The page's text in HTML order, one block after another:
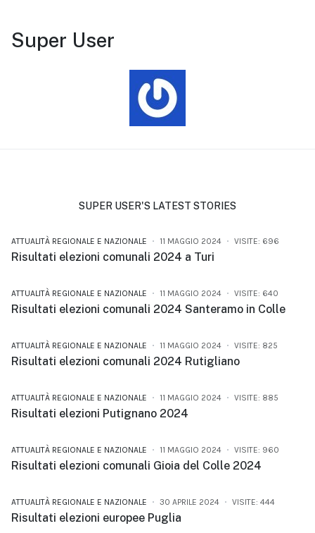
Super User
SUPER USER'S LATEST STORIES
ATTUALITÀ REGIONALE E NAZIONALE 11 MAGGIO 2024 VISITE: 696
Risultati elezioni comunali 2024 a Turi
ATTUALITÀ REGIONALE E NAZIONALE 11 MAGGIO 2024 VISITE: 640
Risultati elezioni comunali 2024 Santeramo in Colle
ATTUALITÀ REGIONALE E NAZIONALE 11 MAGGIO 2024 VISITE: 825
Risultati elezioni comunali 2024 Rutigliano
ATTUALITÀ REGIONALE E NAZIONALE 11 MAGGIO 2024 VISITE: 885
Risultati elezioni Putignano 2024
ATTUALITÀ REGIONALE E NAZIONALE 11 MAGGIO 2024 VISITE: 960
Risultati elezioni comunali Gioia del Colle 2024
ATTUALITÀ REGIONALE E NAZIONALE 30 APRILE 2024 VISITE: 444
Risultati elezioni europee Puglia